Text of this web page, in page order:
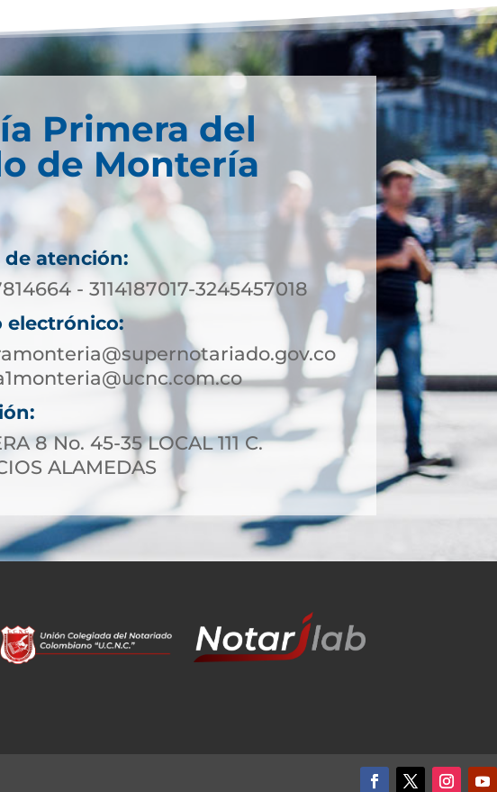
Primera del
de Montería
de atención:
- 3114187017-3245457018
electrónico:
8 No. 45-35 LOCAL 111 C.
ALAMEDAS